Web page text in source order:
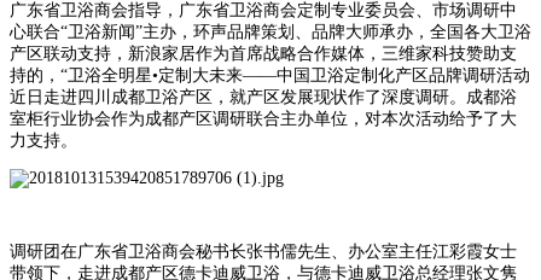
广东省卫浴商会指导，广东省卫浴商会定制专业委员会、市场调研中
心联合“卫浴新闻”主办，环声品牌策划、品牌大师承办，全国各大卫浴
产区联动支持，新浪家居作为首席战略合作媒体，三维家科技赞助支
持的，“卫浴全明星•定制大未来——中国卫浴定制化产区品牌调研活动
近日走进四川成都卫浴产区，就产区发展现状作了深度调研。成都浴
室柜行业协会作为成都产区调研联合主办单位，对本次活动给予了大
力支持。
调研团在广东省卫浴商会秘书长张书儒先生、办公室主任江彩霞女士
带领下，走进成都产区德卡迪威卫浴，与德卡迪威卫浴总经理张文隽